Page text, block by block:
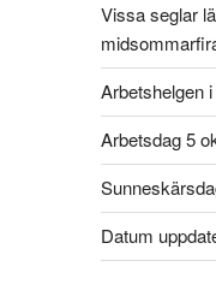
Vissa seglar
Arbetshelgen
Arbetsdag 5
Datum